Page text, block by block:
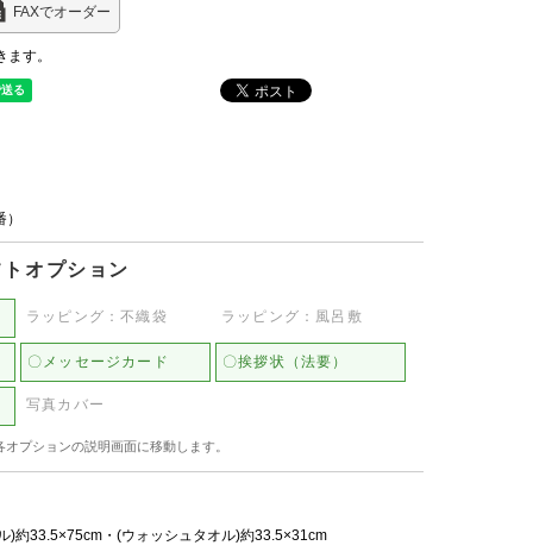
FAXでオーダー
す。
オプション
ラッピング：不織袋 ラッピング：風呂敷
〇メッセージカード 〇挨拶状（法要）
写真カバー
プションの説明画面に移動します。
)約33.5×75cm・(ウォッシュタオル)約33.5×31cm